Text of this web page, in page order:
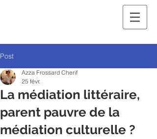
Post
La médiation littéraire,
parent pauvre de la
médiation culturelle ?
Azza Frossard Cherif
25 févr.